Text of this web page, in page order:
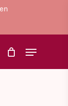
Menu